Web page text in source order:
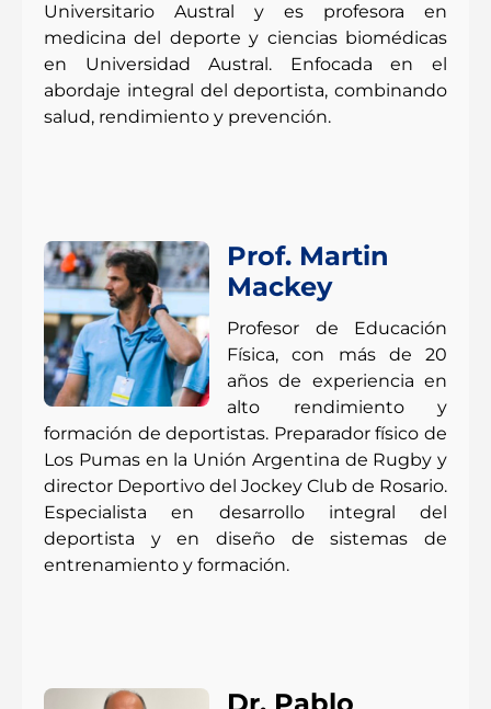
Universitario Austral y es profesora en
medicina del deporte y ciencias biomédicas
en Universidad Austral. Enfocada en el
abordaje integral del deportista, combinando
salud, rendimiento y prevención.
Prof. Martin
Mackey
Profesor de Educación
Física, con más de 20
años de experiencia en
alto rendimiento y
formación de deportistas. Preparador físico de
Los Pumas en la Unión Argentina de Rugby y
director Deportivo del Jockey Club de Rosario.
Especialista en desarrollo integral del
deportista y en diseño de sistemas de
entrenamiento y formación.